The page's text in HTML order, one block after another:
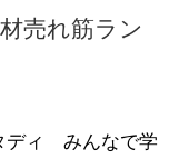
売れ筋ラン
ディ みんなで学